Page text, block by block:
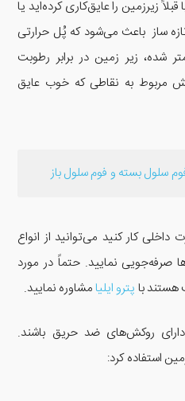
زیرزمین را عایق‌کاری کرده‌اید یا
ساز باعث می‌شود که پُل حرارتی
شده، زیر زمین در برابر رطوبت
به نقاطی که خوب عایق
سلول بسته و فوم سلول باز
کار کنید می‌توانید از انواع
صرفه‌جویی نمایید. حتماً در مورد
هستند با پترو ایلیامشاوره نمایید.
دارای روکش‌های ضد حریق باشند.
استفاده کرد: